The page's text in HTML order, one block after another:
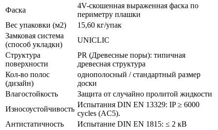
Фаска
4V-скошенная выраженная фаска по
периметру плашки
Вес упаковки (м2)
15,60 кг/упак
Замковая система
(способ укладки)
UNICLIC
Структура
поверхности
PR (Древесные поры): типичная
древесная структура
Кол-во полос
(дизайн)
однополосный / стандартный размер
доски
Влагостойкость
Защита от случайно пролитой жидкости
Износоустойчивость
Испытания DIN EN 13329: IP ≥ 6000
cycles (AC5).
Антистатичность
Испытание DIN EN 1815: ≤ 2 кВ